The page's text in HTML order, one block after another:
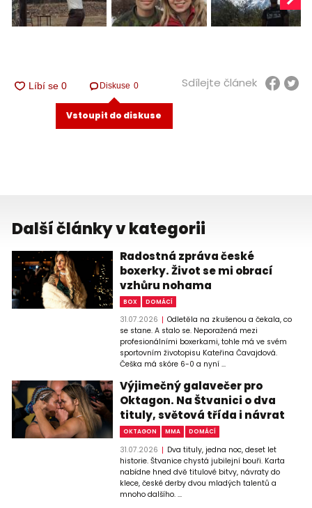
Diskuse 0
Vstoupit do diskuse
Sdílejte článek
Další články v kategorii
Radostná zpráva české
boxerky. Život se mi obrací
vzhůru nohama
BOX DOMÁCÍ
31.07.2026
Odletěla na zkušenou a čekala, co
se stane. A stalo se. Neporažená mezi
profesionálními boxerkami, tohle má ve svém
sportovním životopisu Kateřina Čavajdová.
Češka má skóre 6-0 a nyní ...
Výjimečný galavečer pro
Oktagon. Na Štvanici o dva
tituly, světová třída i návrat
OKTAGON MMA DOMÁCÍ
31.07.2026
Dva tituly, jedna noc, deset let
historie. Štvanice chystá jubilejní bouři. Karta
nabídne hned dvě titulové bitvy, návraty do
klece, české derby dvou mladých talentů a
mnoho dalšího. ...